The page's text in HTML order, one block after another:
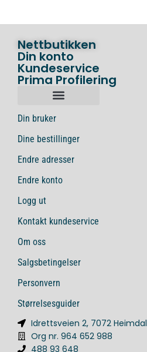
Nettbutikken
Din konto
Kundeservice
Prima Profilering
Din bruker
Dine bestillinger
Endre adresser
Endre konto
Logg ut
Kontakt kundeservice
Om oss
Salgsbetingelser
Personvern
Størrelsesguider
Idrettsveien 2, 7072 Heimdal
Org nr. 964 652 988
488 93 648